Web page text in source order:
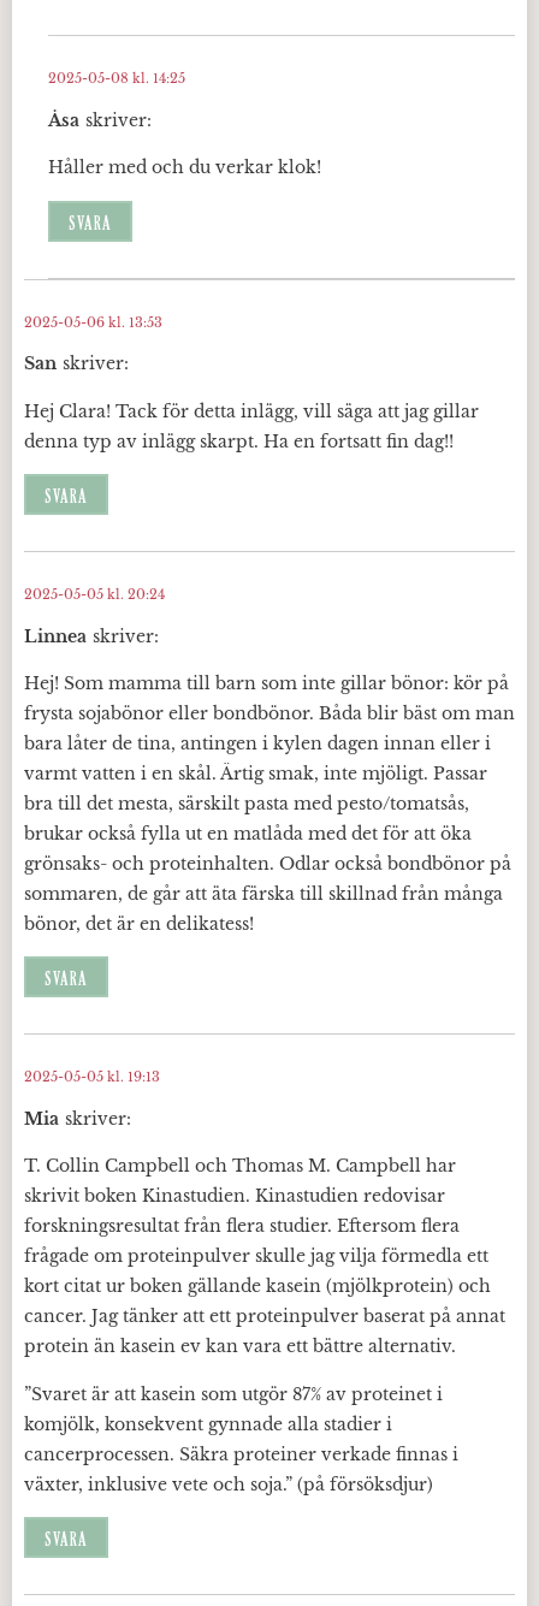
Åsa skriver:
2025-05-08 kl. 14:25
Håller med och du verkar klok!
SVARA
San skriver:
2025-05-06 kl. 13:53
Hej Clara! Tack för detta inlägg, vill säga att jag gillar
denna typ av inlägg skarpt. Ha en fortsatt fin dag!!
SVARA
Linnea skriver:
2025-05-05 kl. 20:24
Hej! Som mamma till barn som inte gillar bönor: kör på
frysta sojabönor eller bondbönor. Båda blir bäst om man
bara låter de tina, antingen i kylen dagen innan eller i
varmt vatten i en skål. Ärtig smak, inte mjöligt. Passar
bra till det mesta, särskilt pasta med pesto/tomatsås,
brukar också fylla ut en matlåda med det för att öka
grönsaks- och proteinhalten. Odlar också bondbönor på
sommaren, de går att äta färska till skillnad från många
bönor, det är en delikatess!
SVARA
Mia skriver:
2025-05-05 kl. 19:13
T. Collin Campbell och Thomas M. Campbell har
skrivit boken Kinastudien. Kinastudien redovisar
forskningsresultat från flera studier. Eftersom flera
frågade om proteinpulver skulle jag vilja förmedla ett
kort citat ur boken gällande kasein (mjölkprotein) och
cancer. Jag tänker att ett proteinpulver baserat på annat
protein än kasein ev kan vara ett bättre alternativ.
”Svaret är att kasein som utgör 87% av proteinet i
komjölk, konsekvent gynnade alla stadier i
cancerprocessen. Säkra proteiner verkade finnas i
växter, inklusive vete och soja.” (på försöksdjur)
SVARA